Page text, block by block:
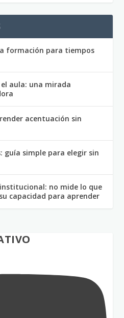
formación para tiempos
aula: una mirada
acentuación sin
guía simple para elegir sin
no mide lo que
capacidad para aprender